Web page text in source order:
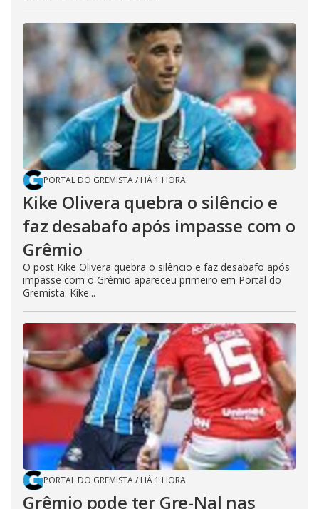
PORTAL DO GREMISTA/ HÁ 1 HORA
Kike Olivera quebra o silêncio e
faz desabafo após impasse com o
Grêmio
O post Kike Olivera quebra o silêncio e faz desabafo após
impasse com o Grêmio apareceu primeiro em Portal do
Gremista. Kike...
PORTAL DO GREMISTA/ HÁ 1 HORA
Grêmio pode ter Gre-Nal nas